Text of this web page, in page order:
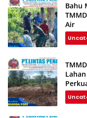
Bahu
Air